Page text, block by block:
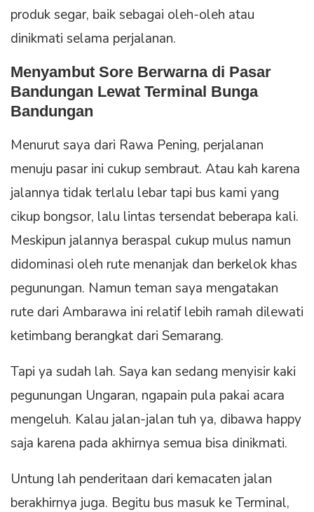
produk segar, baik sebagai oleh-oleh atau
dinikmati selama perjalanan.
Menyambut Sore Berwarna di Pasar
Bandungan Lewat Terminal Bunga
Bandungan
Menurut saya dari Rawa Pening, perjalanan
menuju pasar ini cukup sembraut. Atau kah karena
jalannya tidak terlalu lebar tapi bus kami yang
cikup bongsor, lalu lintas tersendat beberapa kali.
Meskipun jalannya beraspal cukup mulus namun
didominasi oleh rute menanjak dan berkelok khas
pegunungan. Namun teman saya mengatakan
rute dari Ambarawa ini relatif lebih ramah dilewati
ketimbang berangkat dari Semarang.
Tapi ya sudah lah. Saya kan sedang menyisir kaki
pegunungan Ungaran, ngapain pula pakai acara
mengeluh. Kalau jalan-jalan tuh ya, dibawa happy
saja karena pada akhirnya semua bisa dinikmati.
Untung lah penderitaan dari kemacaten jalan
berakhirnya juga. Begitu bus masuk ke Terminal,